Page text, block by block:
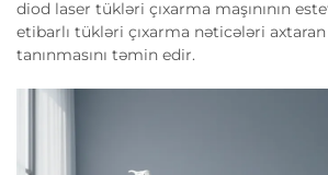
diod laser tükləri çıxarma maşınının
etibarlı tükləri çıxarma nəticələri
tanınmasını təmin edir.